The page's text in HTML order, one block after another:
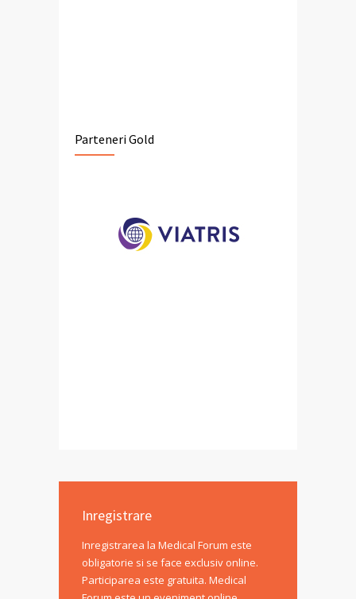
Parteneri Gold
Inregistrare
Inregistrarea la Medical Forum este
obligatorie si se face exclusiv online.
Participarea este gratuita. Medical